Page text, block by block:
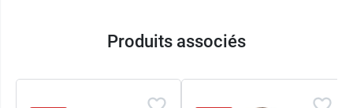
Produits associés